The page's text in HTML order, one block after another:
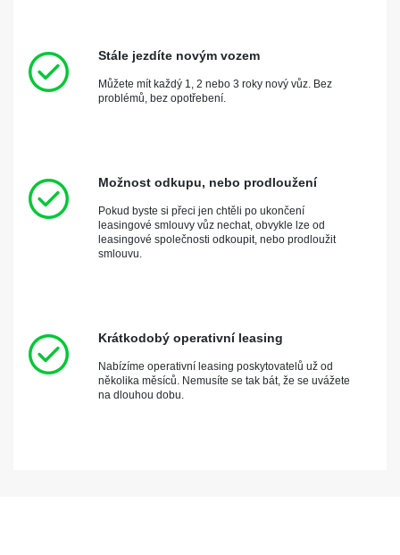
Stále jezdíte novým vozem
Můžete mít každý 1, 2 nebo 3 roky nový vůz. Bez
problémů, bez opotřebení.
Možnost odkupu, nebo prodloužení
Pokud byste si přeci jen chtěli po ukončení
leasingové smlouvy vůz nechat, obvykle lze od
leasingové společnosti odkoupit, nebo prodloužit
smlouvu.
Krátkodobý operativní leasing
Nabízíme operativní leasing poskytovatelů už od
několika měsíců. Nemusíte se tak bát, že se uvážete
na dlouhou dobu.